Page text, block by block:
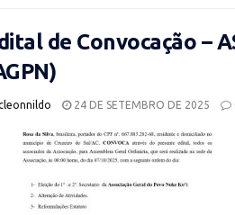
de Convocação –
24 DE SETEMBRO DE 2025